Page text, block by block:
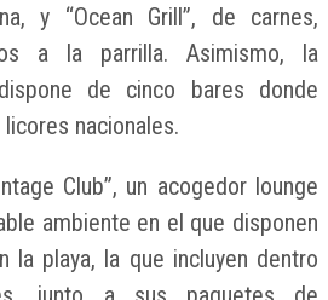
y “Ocean Grill”, de carnes,
a la parrilla. Asimismo, la
de cinco bares donde
nacionales.
Club”, un acogedor lounge
ambiente en el que disponen
la playa, la que incluyen dentro